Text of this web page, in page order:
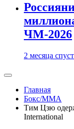
ЧМ-2026
2 месяца
Главная
Бокс/MMA
Тим Цзю
International